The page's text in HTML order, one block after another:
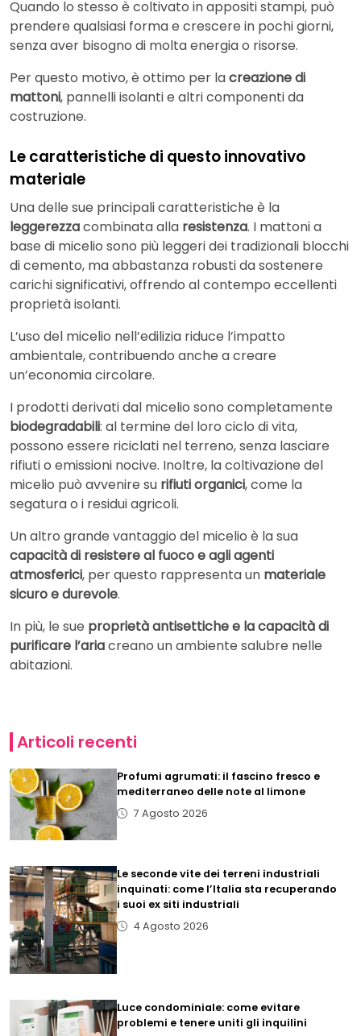
Quando lo stesso è coltivato in appositi stampi, può
prendere qualsiasi forma e crescere in pochi giorni,
senza aver bisogno di molta energia o risorse.
Per questo motivo, è ottimo per lacreazione di
mattoni, pannelli isolanti e altri componenti da
costruzione.
Le caratteristiche di questo innovativo
materiale
Una delle sue principali caratteristiche è la
leggerezzacombinata alla resistenza. I mattoni a
base di micelio sono più leggeri dei tradizionali blocchi
dicemento, ma abbastanza robusti da sostenere
carichi significativi, offrendo al contempo eccellenti
proprietà isolanti.
L’uso del micelio nell’edilizia riduce l’impatto
ambientale, contribuendo anche a creare
un’economia circolare.
I prodotti derivati dal micelio sono completamente
biodegradabili: al termine del loro ciclo di vita,
possono essere riciclati nel terreno, senza lasciare
rifiuti o emissioni nocive. Inoltre, la coltivazione del
micelio può avvenire su rifiuti organici, come la
segatura o i residui agricoli.
Un altro grande vantaggio del micelio è la sua
capacità di resistere al fuoco e agli agenti
atmosferici, per questo rappresenta un materiale
sicuro e durevole.
In più, le sue proprietà antisettiche e la capacità di
purificare l’ariacreano un ambiente salubre nelle
abitazioni.
Articoli recenti
Profumi agrumati: il fascino fresco e
mediterraneo delle note al limone
7 Agosto 2026
Le seconde vite dei terreni industriali
inquinati: come l’Italia sta recuperando
i suoi ex siti industriali
4 Agosto 2026
Luce condominiale: come evitare
problemi e tenere uniti gli inquilini